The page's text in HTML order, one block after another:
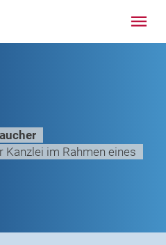
Kanzlei im Rahmen eines